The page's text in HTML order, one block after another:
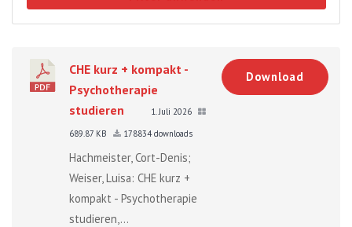
CHE kurz + kompakt -
Psychotherapie
studieren
1. Juli 2026
689.87 KB
178834 downloads
Hachmeister, Cort-Denis;
Weiser, Luisa: CHE kurz +
kompakt - Psychotherapie
studieren,...
Download